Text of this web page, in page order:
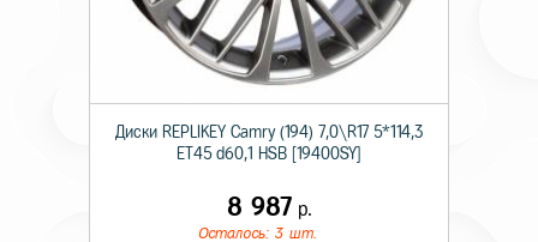
Диски RЕPLIKEY Camry (194) 7,0\R17 5*114,3
ET45 d60,1 HSB [19400SY]
8 987 р.
Осталось: 3 шт.